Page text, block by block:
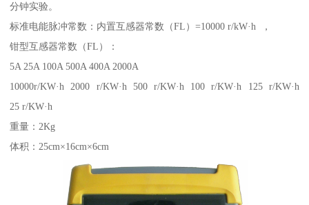
分钟实验。
标准电能脉冲常数：内置互感器常数（FL）=10000 r/kW·h ，
钳型互感器常数（FL）：
5A 25A 100A 500A 400A 2000A
10000r/KW·h 2000 r/KW·h 500 r/KW·h 100 r/KW·h 125 r/KW·h
25 r/KW·h
重量：2Kg
体积：25cm×16cm×6cm